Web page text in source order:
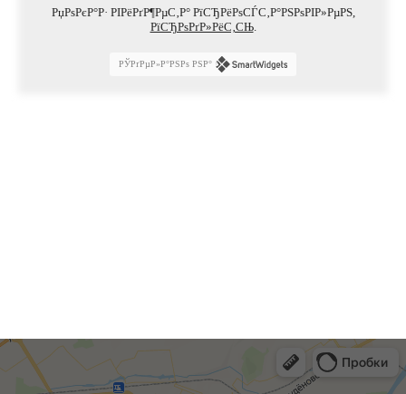
РџРѕРєР°Р· РІРёРґР¶РµС‚Р° РїСЂРёРѕСЃС‚Р°РЅРѕРІР»РµРЅ,
РїСЂРѕРґР»РёС‚СЊ.
РЎРґРµР»Р°РЅРѕ РЅР°